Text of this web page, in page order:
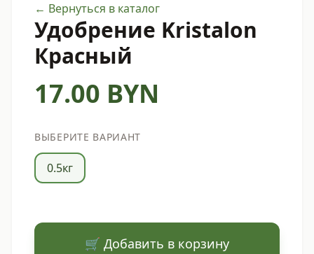
← Вернуться в каталог
Удобрение Kristalon
Красный
17.00 BYN
ВЫБЕРИТЕ ВАРИАНТ
0.5кг
🛒 Добавить в корзину